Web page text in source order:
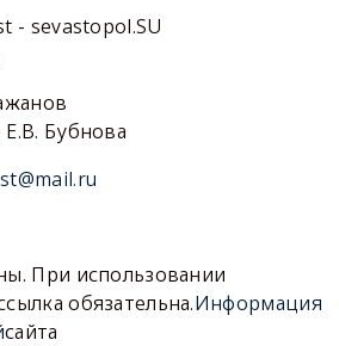
- sevastopol.SU
Бубнова
При использовании
обязательна.Информация
сайта